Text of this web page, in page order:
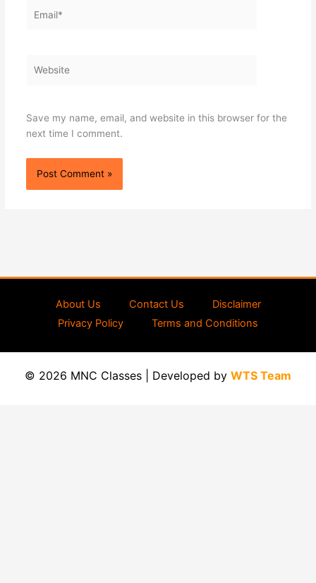
Save my name, email, and website in this browser for the
next time I comment.
About Us Contact Us
Disclaimer
Privacy Policy
Terms and Conditions
© 2026 MNC Classes | Developed by WTS Team